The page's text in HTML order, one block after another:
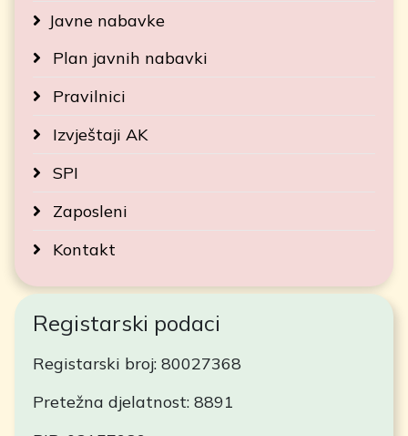
Javne nabavke
Plan javnih nabavki
Pravilnici
Izvještaji AK
SPI
Zaposleni
Kontakt
Registarski podaci
Registarski broj: 80027368
Pretežna djelatnost: 8891